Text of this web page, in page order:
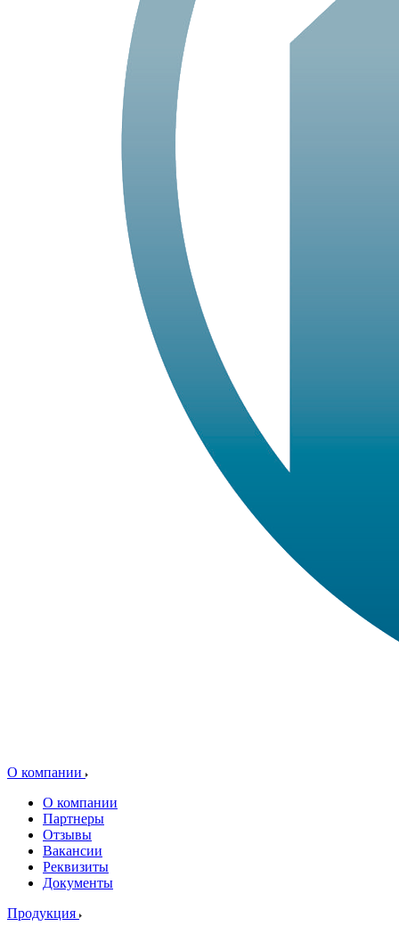
О компании
О компании
Партнеры
Отзывы
Вакансии
Реквизиты
Документы
Продукция